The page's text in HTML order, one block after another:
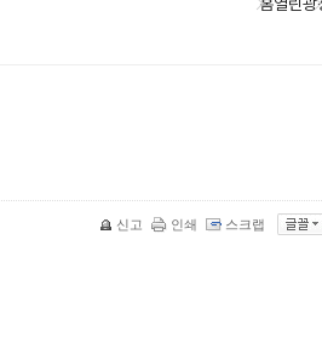
신고 인쇄 스크랩